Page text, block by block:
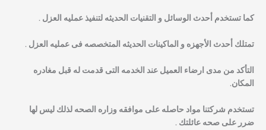
كما تستخدم أحدث الوسائل و التقنيات الحديثه لتنفيذ عمليه العزل .
تمتلك أحدث الأجهزه و الماكينات الحديثه المتخصصه فى عمليه العزل .
التأكد من مدى ارضاء العميل عند الخدمه التى قدمت له قبل مغادره
المكان.
تستخدم شركتنا مواد حاصله على موافقه وزاره الصحه لذلك ليس لها
ضرر على صحه عائلتك .